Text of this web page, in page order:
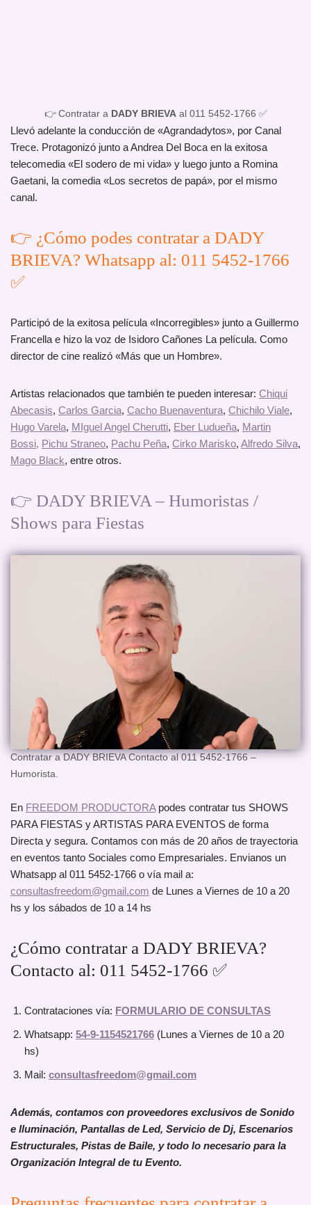
👉 Contratar a DADY BRIEVAal 011 5452-1766 ✅
Llevó adelante la conducción de «Agrandadytos», por Canal
Trece. Protagonizó junto a Andrea Del Boca en la exitosa
telecomedia «El sodero de mi vida» y luego junto a Romina
Gaetani, la comedia «Los secretos de papá», por el mismo
canal.
👉 ¿Cómo podes contratar a DADY
BRIEVA? Whatsapp al: 011 5452-1766
✅
Participó de la exitosa película «Incorregibles» junto a Guillermo
Francella e hizo la voz de Isidoro Cañones La película. Como
director de cine realizó «Más que un Hombre».
Artistas relacionados que también te pueden interesar: Chiqui
Abecasis, Carlos Garcia, Cacho Buenaventura, Chichilo Viale,
Hugo Varela, MIguel Angel Cherutti, Eber Ludueña, Martin
Bossi, Pichu Straneo, Pachu Peña, Cirko Marisko, Alfredo Silva,
Mago Black, entre otros.
👉 DADY BRIEVA – Humoristas /
Shows para Fiestas
Contratar a DADY BRIEVA Contacto al 011 5452-1766 –
Humorista.
En FREEDOM PRODUCTORApodes contratar tus SHOWS
PARA FIESTAS y ARTISTAS PARA EVENTOS de forma
Directa y segura. Contamos con más de 20 años de trayectoria
en eventos tanto Sociales como Empresariales. Envianos un
Whatsapp al 011 5452-1766 o vía mail a:
consultasfreedom@gmail.com de Lunes a Viernes de 10 a 20
hs y los sábados de 10 a 14 hs
¿Cómo contratar a DADY BRIEVA?
Contacto al: 011 5452-1766 ✅
Contrataciones vía: FORMULARIO DE CONSULTAS
Whatsapp: 54-9-1154521766 (Lunes a Viernes de 10 a 20
hs)
Mail: consultasfreedom@gmail.com
Además, contamos con proveedores exclusivos de Sonido
e Iluminación, Pantallas de Led, Servicio de Dj, Escenarios
Estructurales, Pistas de Baile, y todo lo necesario para la
Organización Integral de tu Evento.